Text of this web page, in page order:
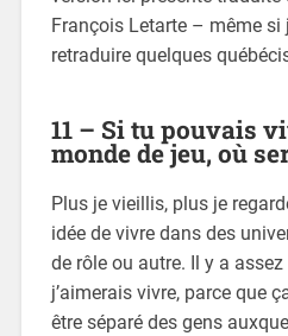
François Letarte – même si
retraduire quelques
11 – Si tu pouvais
monde de jeu, où
Plus je vieillis, plus je
idée de vivre dans des
de rôle ou autre. Il y a assez
j’aimerais vivre, parce que
être séparé des gens